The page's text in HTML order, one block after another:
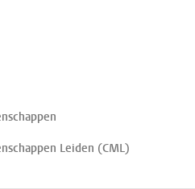
via Mastodon
Leiden (CML)